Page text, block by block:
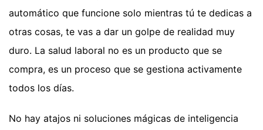
automático que funcione solo mientras tú te dedicas a
otras cosas, te vas a dar un golpe de realidad muy
duro. La salud laboral no es un producto que se
compra, es un proceso que se gestiona activamente
todos los días.
No hay atajos ni soluciones mágicas de inteligencia